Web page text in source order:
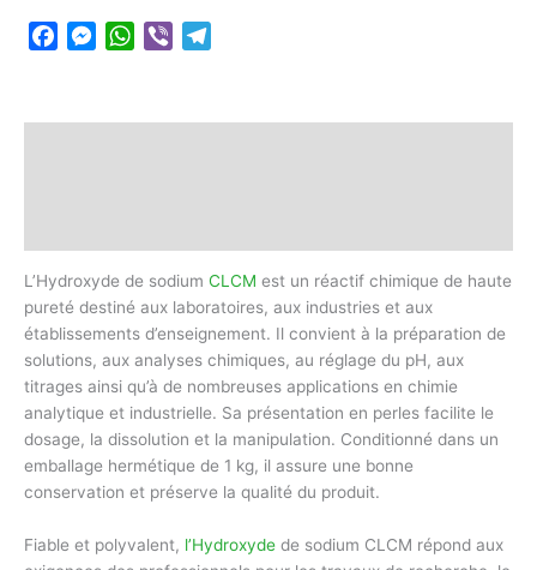
FacebookMessenger
WhatsApp
Viber
L’Hydroxyde de sodium CLCM est un réactif chimique de haute
pureté destiné aux laboratoires, aux industries et aux
établissements d’enseignement. Il convient à la préparation de
solutions, aux analyses chimiques, au réglage du pH, aux
titrages ainsi qu’à de nombreuses applications en chimie
analytique et industrielle. Sa présentation en perles facilite le
dosage, la dissolution et la manipulation. Conditionné dans un
emballage hermétique de 1 kg, il assure une bonne
conservation et préserve la qualité du produit.
Fiable et polyvalent, l’Hydroxyde de sodium CLCM répond aux